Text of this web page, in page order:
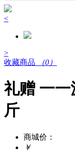
<
>
收藏商品
（0）
礼赠 一
斤
商城价：
￥